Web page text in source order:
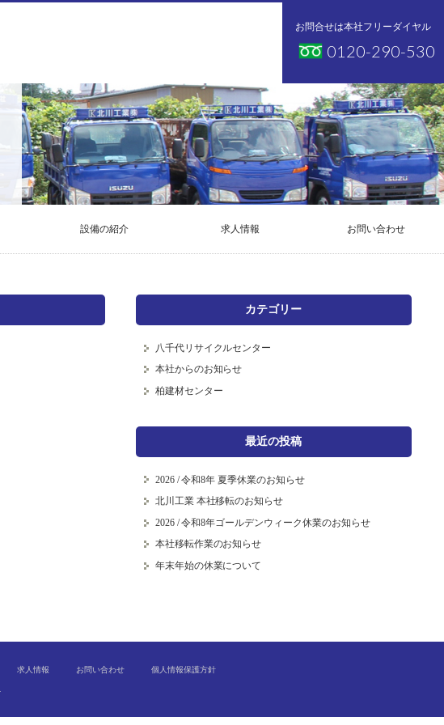
お問合せは本社フリーダイヤル
0120-290-530
設備の紹介 求人情報 お問い合わせ
カテゴリー
八千代リサイクルセンター
本社からのお知らせ
柏建材センター
最近の投稿
2026 / 令和8年 夏季休業のお知らせ
北川工業 本社移転のお知らせ
2026 / 令和8年ゴールデンウィーク休業のお知らせ
本社移転作業のお知らせ
年末年始の休業について
求人情報 お問い合わせ 個人情報保護方針